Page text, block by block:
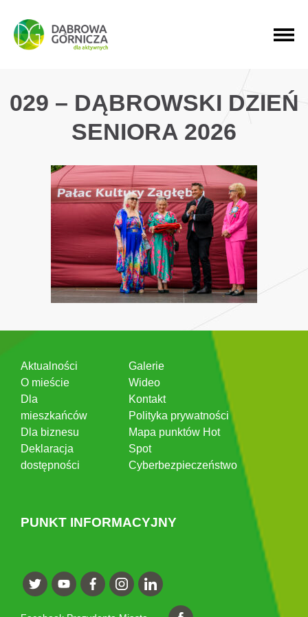
PRZEJDŹ DO MENU GŁÓWNEGO
PRZEJDŹ DO WYSZUKIWARKI
PRZEJDŹ DO TREŚCI
029 – DĄBROWSKI DZIEŃ
SENIORA 2026
Aktualności
O mieście
Dla
mieszkańców
Dla biznesu
Deklaracja
dostępności
Galerie
Wideo
Kontakt
Polityka prywatności
Mapa punktów Hot
Spot
Cyberbezpieczeństwo
PUNKT INFORMACYJNY